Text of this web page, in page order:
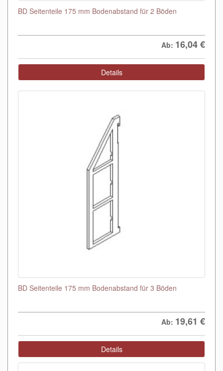
BD Seitenteile 175 mm Bodenabstand für 2 Böden
Ab: 16,04€
Details
BD Seitenteile 175 mm Bodenabstand für 3 Böden
Ab: 19,61 €
Details